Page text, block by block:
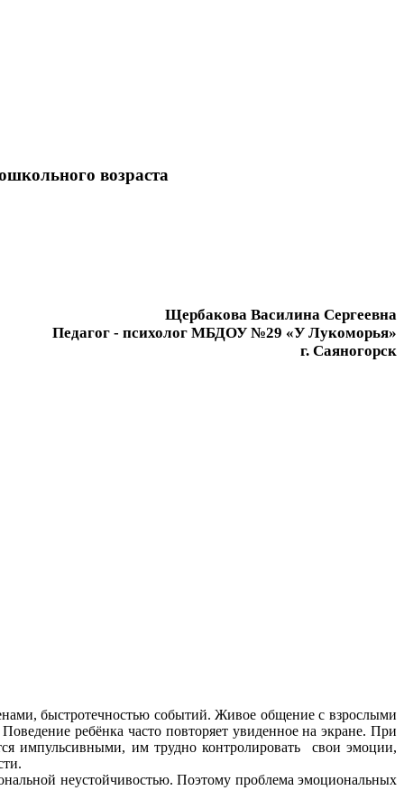
возраста
Щербакова Василина Сергеевна
Педагог - психолог МБДОУ №29 «У Лукоморья»
г. Саяногорск
быстротечностью событий. Живое общение с взрослыми
ребёнка часто повторяет увиденное на экране. При
импульсивными, им трудно контролировать свои эмоции,
неустойчивостью. Поэтому проблема эмоциональных